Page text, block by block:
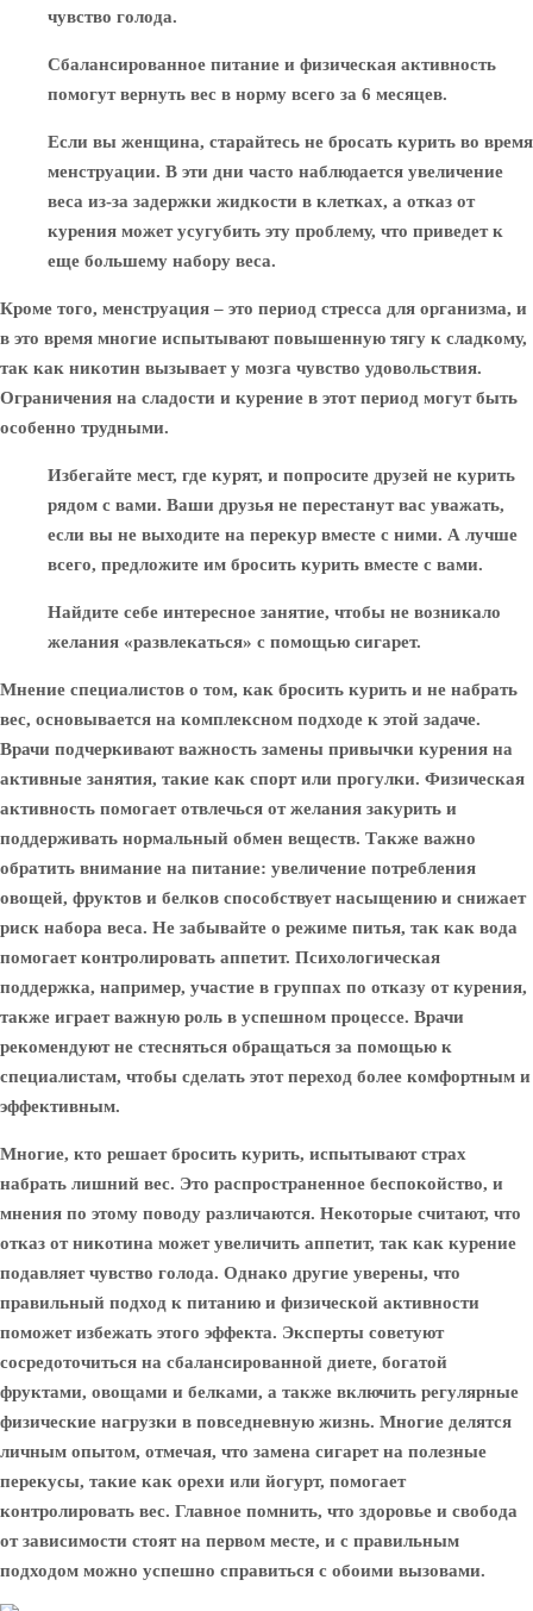
чувство голода.
Сбалансированное питание и физическая активность
помогут вернуть вес в норму всего за 6 месяцев.
Если вы женщина, старайтесь не бросать курить во время
менструации. В эти дни часто наблюдается увеличение
веса из-за задержки жидкости в клетках, а отказ от
курения может усугубить эту проблему, что приведет к
еще большему набору веса.
Кроме того, менструация – это период стресса для организма, и
в это время многие испытывают повышенную тягу к сладкому,
так как никотин вызывает у мозга чувство удовольствия.
Ограничения на сладости и курение в этот период могут быть
особенно трудными.
Избегайте мест, где курят, и попросите друзей не курить
рядом с вами. Ваши друзья не перестанут вас уважать,
если вы не выходите на перекур вместе с ними. А лучше
всего, предложите им бросить курить вместе с вами.
Найдите себе интересное занятие, чтобы не возникало
желания «развлекаться» с помощью сигарет.
Мнение специалистов о том, как бросить курить и не набрать
вес, основывается на комплексном подходе к этой задаче.
Врачи подчеркивают важность замены привычки курения на
активные занятия, такие как спорт или прогулки. Физическая
активность помогает отвлечься от желания закурить и
поддерживать нормальный обмен веществ. Также важно
обратить внимание на питание: увеличение потребления
овощей, фруктов и белков способствует насыщению и снижает
риск набора веса. Не забывайте о режиме питья, так как вода
помогает контролировать аппетит. Психологическая
поддержка, например, участие в группах по отказу от курения,
также играет важную роль в успешном процессе. Врачи
рекомендуют не стесняться обращаться за помощью к
специалистам, чтобы сделать этот переход более комфортным и
эффективным.
Многие, кто решает бросить курить, испытывают страх
набрать лишний вес. Это распространенное беспокойство, и
мнения по этому поводу различаются. Некоторые считают, что
отказ от никотина может увеличить аппетит, так как курение
подавляет чувство голода. Однако другие уверены, что
правильный подход к питанию и физической активности
поможет избежать этого эффекта. Эксперты советуют
сосредоточиться на сбалансированной диете, богатой
фруктами, овощами и белками, а также включить регулярные
физические нагрузки в повседневную жизнь. Многие делятся
личным опытом, отмечая, что замена сигарет на полезные
перекусы, такие как орехи или йогурт, помогает
контролировать вес. Главное помнить, что здоровье и свобода
от зависимости стоят на первом месте, и с правильным
подходом можно успешно справиться с обоими вызовами.